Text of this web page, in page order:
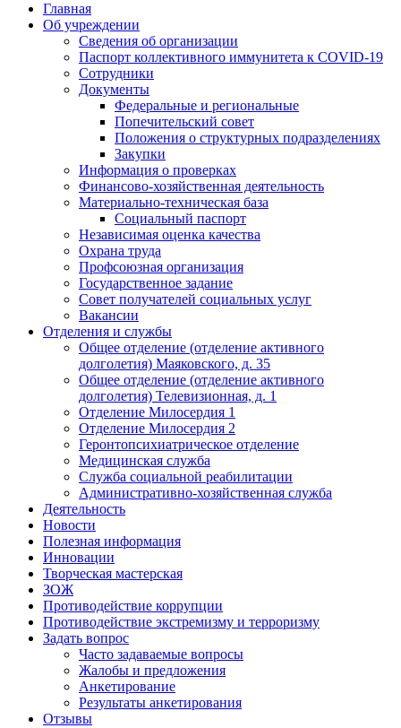
Главная
Об учреждении
Сведения об организации
Паспорт коллективного иммунитета к COVID-19
Сотрудники
Документы
Федеральные и региональные
Попечительский совет
Положения о структурных подразделениях
Закупки
Информация о проверках
Финансово-хозяйственная деятельность
Материально-техническая база
Социальный паспорт
Независимая оценка качества
Охрана труда
Профсоюзная организация
Государственное задание
Совет получателей социальных услуг
Вакансии
Отделения и службы
Общее отделение (отделение активного
долголетия) Маяковского, д. 35
Общее отделение (отделение активного
долголетия) Телевизионная, д. 1
Отделение Милосердия 1
Отделение Милосердия 2
Геронтопсихиатрическое отделение
Медицинская служба
Служба социальной реабилитации
Административно-хозяйственная служба
Деятельность
Новости
Полезная информация
Инновации
Творческая мастерская
ЗОЖ
Противодействие коррупции
Противодействие экстремизму и терроризму
Задать вопрос
Часто задаваемые вопросы
Жалобы и предложения
Анкетирование
Результаты анкетирования
Отзывы